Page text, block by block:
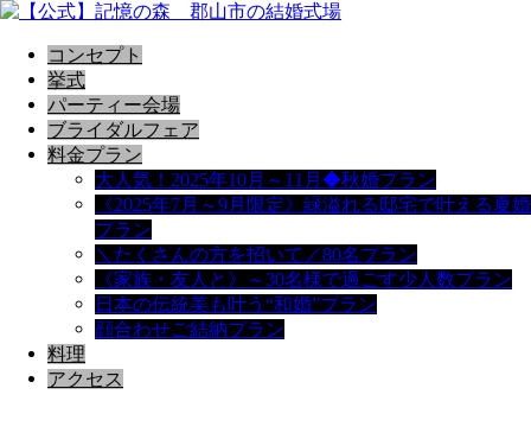
コンセプト
挙式
パーティー会場
ブライダルフェア
料金プラン
大人気！2025年10月～11月◆秋婚プラン
《2025年7月～9月限定》緑溢れる邸宅で叶える夏婚
プラン
＼たくさんの方を招いて／80名プラン
《家族・友人と》～30名様で過ごす少人数プラン
日本の伝統美も叶う“和婚”プラン
顔合わせご結納プラン
料理
アクセス